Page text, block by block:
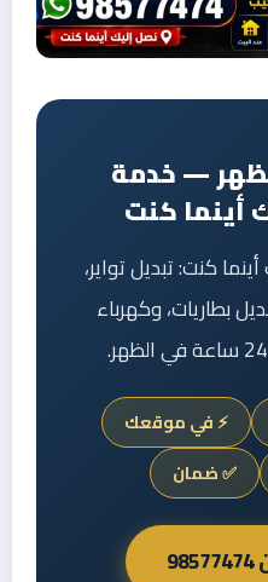
— خدمة
أينما كنت
كنت: تبديل تواير،
بطاريات، وكهرباء
⚡ في موقعك
✅ ضمان